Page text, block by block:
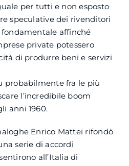
per tutti e non esposto
speculative dei rivenditori
affinché
private potessero
di produrre beni e servizi
probabilmente fra le più
l’incredibile boom
anni 1960.
Enrico Mattei rifondò
serie di accordi
all’Italia di